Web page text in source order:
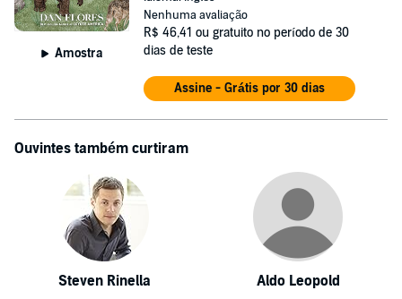
Amostra
Nenhuma avaliação
R$ 46,41 ou gratuito no período de 30
dias de teste
Assine - Grátis por 30 dias
Ouvintes também curtiram
Steven Rinella Aldo Leopold